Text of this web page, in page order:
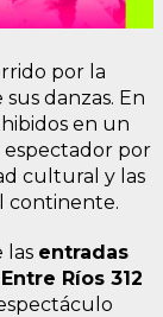
por la
sus danzas. En
en un
espectador por
cultural y las
continente.
las entradas
Entre Ríos 312